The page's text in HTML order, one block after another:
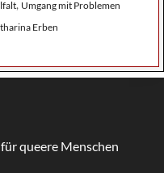
, Umgang mit Problemen
Erben